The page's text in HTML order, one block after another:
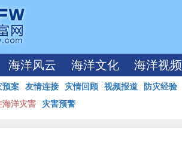
海洋风云 海洋文化 海洋视频
预案 友情连接 灾情回顾 视频报道 防灾经验
海洋灾害 灾害预警